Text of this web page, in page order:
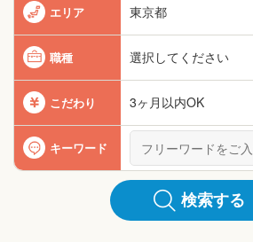
エリア 東京都
職種 選択してください
こだわり 3ヶ月以内OK
キーワード
検索する